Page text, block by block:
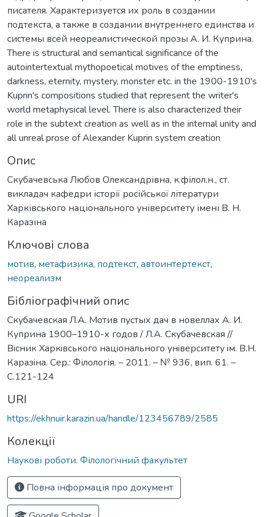
писателя. Характеризуется их роль в создании
подтекста, а также в создании внутреннего единства и
системы всей неореалистической прозы А. И. Куприна.
There is structural and semantical significance of the
autointertextual mythopoetical motives of the emptiness,
darkness, eternity, mystery, monster etc. in the 1900-1910's
Kuprin's compositions studied that represent the writer's
world metaphysical level. There is also characterized their
role in the subtext creation as well as in the internal unity and
all unreal prose of Alexander Kuprin system creation
Опис
Скубачевська Любов Олександрівна, к.філол.н., ст.
викладач кафедри історії російської літератури
Харківського національного університету імені В. Н.
Каразіна
Ключові слова
мотив, метафизика, подтекст, автоинтертекст,
неореализм
Бібліографічний опис
Скубачевская Л.А. Мотив пустых дач в новеллах А. И.
Куприна 1900–1910-х годов / Л.А. Скубачевская //
Вiсник Харкiвського нацiонального унiверситету iм. В.Н.
Каразiна. Сер.: Філологія. – 2011. – № 936, вип. 61. –
С.121-124
URI
https://ekhnuir.karazin.ua/handle/123456789/2585
Колекції
Наукові роботи. Філологічний факультет
Повна інформація про документ